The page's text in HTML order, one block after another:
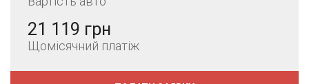
21 119 грн
Щомісячний платіж